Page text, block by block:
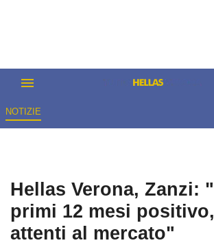
NOTIZIE
Hellas Verona, Zanzi:
primi 12 mesi
attenti al mercato"